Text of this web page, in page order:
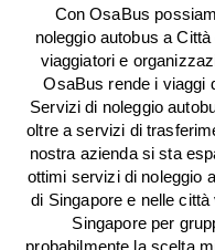
Con OsaBus
noleggio autobus a
viaggiatori e
OsaBus rende i viaggi
Servizi di noleggio
oltre a servizi di
nostra azienda si sta
ottimi servizi di noleggio
di Singapore e nelle
Singapore per
probabilmente la scelta